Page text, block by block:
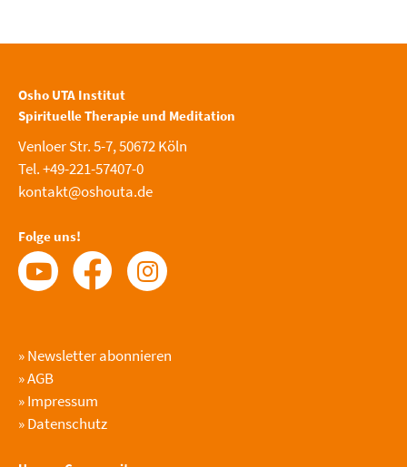
Osho UTA Institut
Spirituelle Therapie und Meditation
Venloer Str. 5-7, 50672 Köln
Tel. +49-221-57407-0
kontakt@oshouta.de
Folge uns!
»Newsletter abonnieren
»AGB
»Impressum
»Datenschutz